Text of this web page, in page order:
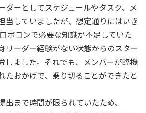
ダーとしてスケジュールやタスク、メ
当していましたが、想定通りにはいき
ボコンで必要な知識が不足していた
リーダー経験がない状態からのスター
しました。それでも、メンバーが臨機
たおかげで、乗り切ることができたと
出まで時間が限られていたため、